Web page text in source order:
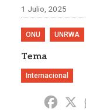
1 Julio, 2025
ONU UNRWA
Tema
Internacional
Share X